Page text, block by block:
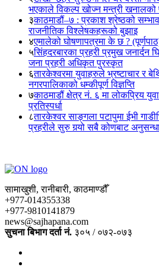
भएकाले विकल्प खोज्न मन्त्री खनालको
३काठमाडौं–७ : प्रकाश श्रेष्ठको
राजनीतिक विश्लेषकहरूको बुझाइ
४एमालेको घोषणापत्रमा के छ ?
५सिंहदरबारका प्रहरी प्रमुख जनार्दन
जना प्रहरी अधिकृत पुरस्कृत
६तारकेश्वरमा युवाहरुले भ्रष्टाचार र
नगरपालिकाको धम्कीपूर्ण विज्ञप्ति
७काठमाडौं क्षेत्र नं. ६ मा लोकप्रिय
प्रतिस्पर्धा
८तारकेश्वर साङ्गला पटापुमा ईभी
प्रहरीले सुरु गर्‍यो सबै कोणबाट
सामाखुशी, रानीबारी, काठमाण्डौँ
+977-014355338
+977-9810141879
news@sajhapana.com
सुचना बिभाग दर्ता नं. ३०५ / ०७२-०७३